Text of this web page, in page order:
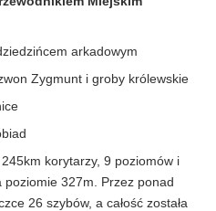
arkadowym
Zygmunt i groby królewskie
korytarzy, 9 poziomów i
poziomie 327m. Przez ponad
26 szybów, a całość została